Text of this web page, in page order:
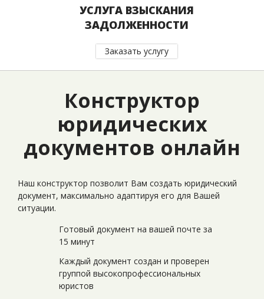
УСЛУГА ВЗЫСКАНИЯ
ЗАДОЛЖЕННОСТИ
Заказать услугу
Конструктор
юридических
документов онлайн
Наш конструктор позволит Вам создать юридический
документ, максимально адаптируя его для Вашей
ситуации.
Готовый документ на вашей почте за
15 минут
Каждый документ создан и проверен
группой высокопрофессиональных
юристов